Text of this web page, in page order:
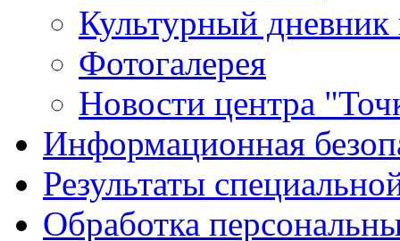
Культурный
Фотогалерея
Новости центра
Информационная
Результаты
Обработка